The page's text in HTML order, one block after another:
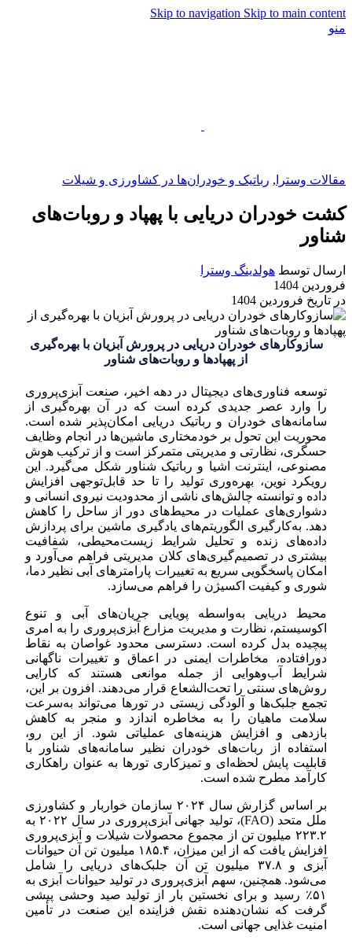
Skip to navigation Skip to main content
منو
مقالات وسترا , رباتیک و خودران‌ها در کشاورزی و شیلات
کشت خودران دریایی با پهپاد و روبات‌های
شناور
ارسال توسط هولدینگ وسترا
فروردین 1404
در تاریخ فروردین 1404
سازوکارهای خودران دریایی در پرورش آبزیان با بهره‌گیری
از پهپادها و روبات‌های شناور
توسعه فناوری‌های دیجیتال در دهه اخیر، صنعت آبزی‌پروری
را وارد عصر جدیدی کرده است که در آن بهره‌گیری از
سامانه‌های خودران و رباتیک دریایی امکان‌پذیر شده است.
محوریت این تحول بر خودمختاری ماشین‌ها در انجام وظایف
حسگری، نظارتی و مدیریتی متمرکز است و از ترکیب هوش
مصنوعی، اینترنت اشیا و رباتیک شناور شکل می‌گیرد. این
رویکرد نوین، بهره‌وری تولید را تا حد قابل‌توجهی افزایش
داده و توانسته چالش‌های ناشی از محدودیت نیروی انسانی و
دشواری‌های عملیات در محیط‌های دور از ساحل را کاهش
دهد. به‌کارگیری الگوریتم‌های یادگیری ماشین برای پردازش
داده‌های زنده و تحلیل شرایط زیست‌محیطی، شفافیت
بیشتری در تصمیم‌گیری‌های کلان مدیریتی فراهم می‌آورد و
امکان پاسخگویی سریع به تغییرات پارامترهای آبی نظیر دما،
شوری و کیفیت اکسیژن را فراهم می‌سازد.
محیط دریایی به‌واسطه پویایی جریان‌های آبی و تنوع
اکوسیستم، نظارت و مدیریت مزارع آبزی‌پروری را به امری
پیچیده بدل کرده است. دسترسی محدود غواصان به نقاط
دورافتاده، مخاطرات ایمنی در اعماق و تغییرات ناگهانی
شرایط آب‌و‌هوایی از جمله موانعی هستند که کارایی
روش‌های سنتی را تحت‌الشعاع قرار می‌دهند. افزون بر این،
تجمع جلبک‌ها و آلودگی زیستی در تورها می‌تواند به‌سرعت
سلامت ماهیان را به مخاطره اندازد و منجر به کاهش
بازدهی و افزایش هزینه‌های عملیاتی شود. از این رو،
استفاده از ربات‌های خودران نظیر سامانه‌های شناور با
قابلیت پایش لحظه‌ای و تمیزکاری تورها به عنوان راهکاری
کارآمد مطرح شده است.
بر اساس گزارش سال ۲۰۲۴ سازمان خواربار و کشاورزی
ملل متحد (FAO)، تولید جهانی آبزی‌پروری در سال ۲۰۲۲ به
۲۲۳.۲ میلیون تن از مجموع محصولات شیلات و آبزی‌پروری
افزایش یافت که از این میزان، ۱۸۵.۴ میلیون تن آن حیوانات
آبزی و ۳۷.۸ میلیون تن آن جلبک‌های دریایی را شامل
می‌شود. همچنین، سهم آبزی‌پروری در تولید حیوانات آبزی به
۵۱٪ رسید و برای نخستین بار از تولید صید وحشی پیشی
گرفت که نشان‌دهنده نقش فزاینده این صنعت در تأمین
امنیت غذایی جهانی است.